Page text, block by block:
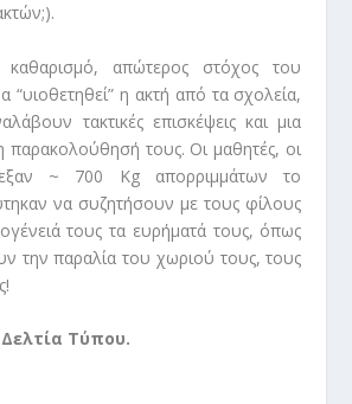
.
απώτερος στόχος του
“υιοθετηθεί” η ακτή από τα σχολεία,
τακτικές επισκέψεις και μια
παρακολούθησή τους. Οι μαθητές, οι
~ 700 Kg απορριμμάτων το
να συζητήσουν με τους φίλους
τους τα ευρήματά τους, όπως
την παραλία του χωριού τους, τους
Δελτία Τύπου.